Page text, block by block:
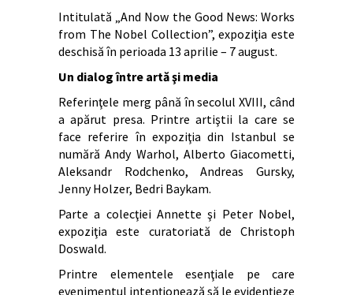
Intitulată „And Now the Good News: Works
from The Nobel Collection”, expoziţia este
deschisă în perioada 13 aprilie – 7 august.
Un dialog între artă şi media
Referinţele merg până în secolul XVIII, când
a apărut presa. Printre artiştii la care se
face referire în expoziţia din Istanbul se
numără Andy Warhol, Alberto Giacometti,
Aleksandr Rodchenko, Andreas Gursky,
Jenny Holzer, Bedri Baykam.
Parte a colecţiei Annette şi Peter Nobel,
expoziţia este curatoriată de Christoph
Doswald.
Printre elementele esenţiale pe care
evenimentul intenţionează să le evidenţieze